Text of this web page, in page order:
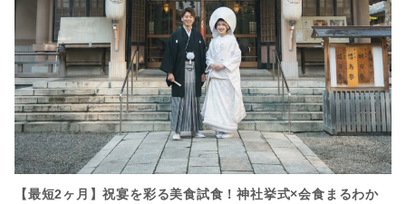
【最短2ヶ月】祝宴を彩る美食試食！神社挙式×会食まるわか